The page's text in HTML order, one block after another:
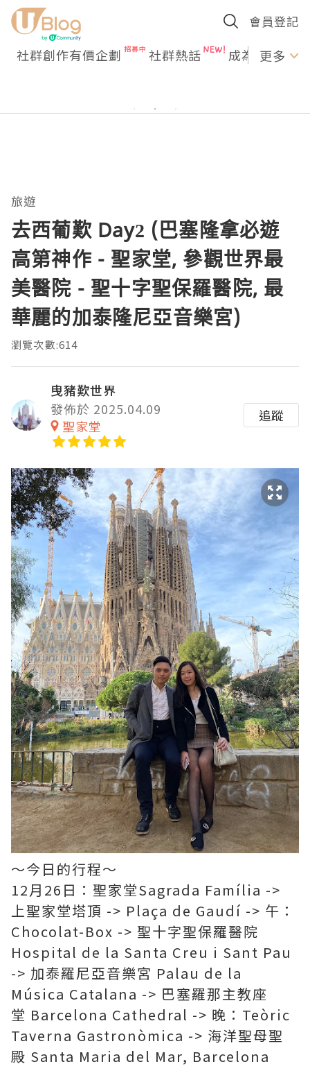
會員登記
社群創作有價企劃 社群熱話 成為U更多
旅遊
去西葡歎 Day2 (巴塞隆拿必遊
高第神作 - 聖家堂, 參觀世界最
美醫院 - 聖十字聖保羅醫院, 最
華麗的加泰隆尼亞音樂宮)
瀏覽次數:614
曳豬歎世界
發佈於 2025.04.09
聖家堂
追蹤
～今日的行程～
12月26日：聖家堂Sagrada Família ->
上聖家堂塔頂 -> Plaça de Gaudí -> 午：
Chocolat-Box -> 聖十字聖保羅醫院
Hospital de la Santa Creu i Sant Pau
-> 加泰羅尼亞音樂宮 Palau de la
Música Catalana -> 巴塞羅那主教座
堂 Barcelona Cathedral -> 晚：Teòric
Taverna Gastronòmica -> 海洋聖母聖
殿 Santa Maria del Mar, Barcelona